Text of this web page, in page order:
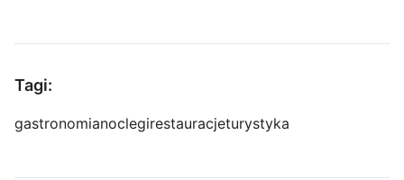
Tagi:
gastronomianoclegirestauracjeturystyka